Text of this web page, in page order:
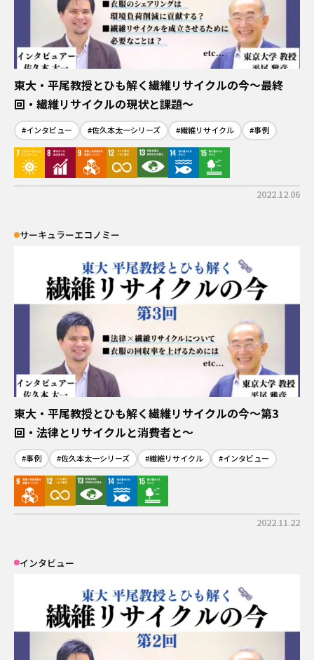
東大・平尾教授とひも解く繊維リサイクルの今～最終
回・繊維リサイクルの現状と課題～
#インタビュー #佐久本太一シリーズ #繊維リサイクル #事例
2022.12.06
サーキュラーエコノミー
東大・平尾教授とひも解く繊維リサイクルの今～第3
回・法律とリサイクルと消費者と～
#事例 #佐久本太一シリーズ #繊維リサイクル #インタビュー
2022.11.22
インタビュー